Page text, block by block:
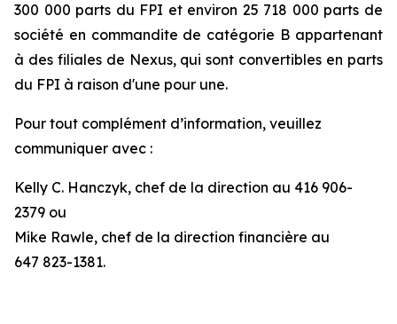
300 000 parts du FPI et environ 25 718 000 parts de
société en commandite de catégorie B appartenant
à des filiales de Nexus, qui sont convertibles en parts
du FPI à raison d'une pour une.
Pour tout complément d’information, veuillez
communiquer avec :
Kelly C. Hanczyk, chef de la direction au 416 906-
2379 ou
Mike Rawle, chef de la direction financière au
647 823-1381.